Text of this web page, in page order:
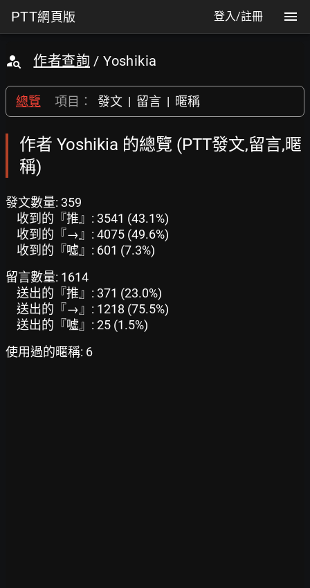
PTT網頁版 登入/註冊
作者查詢 / Yoshikia
總覽 項目： 發文 | 留言 | 暱稱
作者 Yoshikia 的總覽 (PTT發文,留言,暱
稱)
發文數量: 359
收到的『推』: 3541 (43.1%)
收到的『→』: 4075 (49.6%)
收到的『噓』: 601 (7.3%)
留言數量: 1614
送出的『推』: 371 (23.0%)
送出的『→』: 1218 (75.5%)
送出的『噓』: 25 (1.5%)
使用過的暱稱: 6